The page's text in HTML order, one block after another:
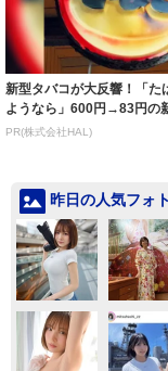
新型タバコが大反響！「た
ようなら」600円→83円の
れ
PR(株式会社HAL)
昨日の人気フォ